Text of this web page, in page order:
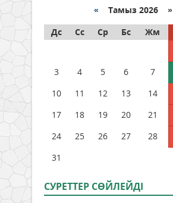
« Тамыз 2026 »
Дс
Сс Ср Бс Жм
3
4 5 6 7
10
11 12 13 14
17
18 19 20 21
24
25 26 27 28
31
СУРЕТТЕР СӨЙЛЕЙДI